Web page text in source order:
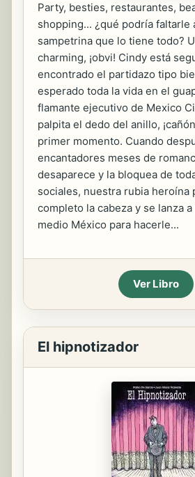
Party, besties, restaurantes,
shopping... ¿qué podría faltarle
sampetrina que lo tiene todo?
charming, ¡obvi! Cindy está
encontrado el partidazo tipo
esperado toda la vida en el
flamante ejecutivo de Mexico
palpita el dedo del anillo,
primer momento. Cuando
encantadores meses de
desaparece y la bloquea de
sociales, nuestra rubia heroína
completo la cabeza y se lanza
medio México para hacerle...
Ver Libro
El hipnotizador